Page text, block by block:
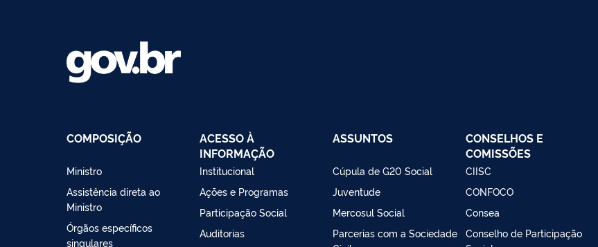
COMPOSIÇÃO
Ministro
Assistência direta ao
Ministro
Órgãos específicos
singulares
ACESSO À
INFORMAÇÃO
Institucional
Ações e Programas
Participação Social
Auditorias
ASSUNTOS
Cúpula de G20 Social
Juventude
Mercosul Social
Parcerias com a Sociedade
CONSELHOS E
COMISSÕES
CIISC
CONFOCO
Consea
Conselho de Participação